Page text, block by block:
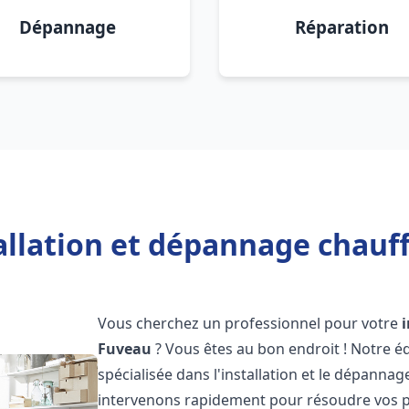
Dépannage Réparation
et dépannage
Vous cherchez un professionnel pour votre
Fuveau ? Vous êtes au bon endroit ! Notre
spécialisée dans l'installation et le
intervenons rapidement pour résoudre vos